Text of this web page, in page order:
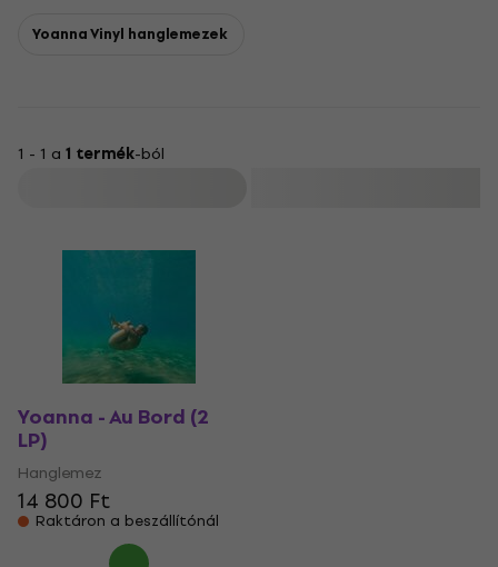
Yoanna Vinyl hanglemezek
1 - 1 a 1 termék-ból
Yoanna - Au Bord (2
LP)
Hanglemez
14 800 Ft
Raktáron a beszállítónál